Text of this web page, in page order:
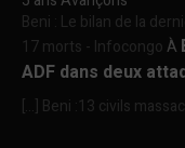
Beni : Le bilan de la
17 morts - InfocongoÀ
ADF dans deux
[…] Beni :13 civils